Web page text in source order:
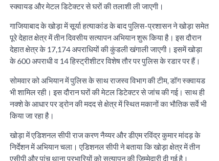
स्क्वायड और मेटल डिटेक्टर से घरों की तलाशी ली जाएगी।
गाजियाबाद के खोड़ा में सूर्या हत्याकांड के बाद पुलिस-प्रशासन ने खोड़ा समेत
पूरे देहात क्षेत्र में तीन दिवसीय सत्यापन अभियान शुरू किया है। इस दौरान
देहात क्षेत्र के 17,174 अपराधियों की कुंडली खंगाली जाएगी। इसमें खोड़ा
के 600 अपराधी व 14 हिस्ट्रीशीटर विशेष तौर पर पुलिस के रडार पर हैं।
सोमवार को अभियान में पुलिस के साथ राजस्व विभाग की टीम, डॉग स्क्वायड
भी शामिल रही। इस दौरान घरों की मेटल डिटेक्टर से जांच की गई। साथ ही
नक्शे के आधार पर ड्रोन की मदद से क्षेत्र में स्थित मकानों का भौतिक सर्वे भी
किया जा रहा है।
खोड़ा में एडिशनल सीपी राज करण नैय्यर और डीएम रविंद्र कुमार मांदड़ के
निर्देशन में अभियान चला। एडिशनल सीपी ने बताया कि खोड़ा क्षेत्र में तीन
एसीपी और पांच थाना प्रभारियों को सत्यापन की जिम्मेदारी दी गई है।